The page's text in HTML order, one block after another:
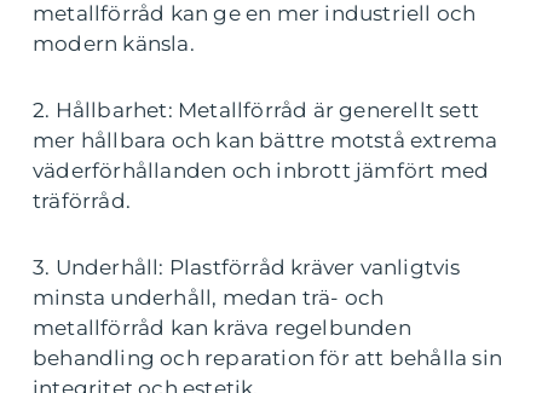
metallförråd kan ge en mer industriell och
modern känsla.
2. Hållbarhet: Metallförråd är generellt sett
mer hållbara och kan bättre motstå extrema
väderförhållanden och inbrott jämfört med
träförråd.
3. Underhåll: Plastförråd kräver vanligtvis
minsta underhåll, medan trä- och
metallförråd kan kräva regelbunden
behandling och reparation för att behålla sin